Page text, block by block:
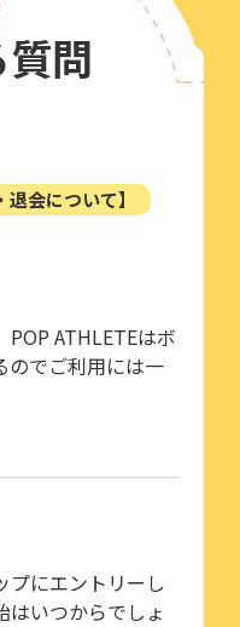
問
会について】
ATHLETEはボ
のでご利用には一
プにエントリーし
はいつからでしょ